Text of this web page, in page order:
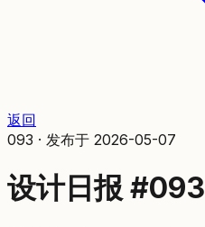
返回
093 · 发布于 2026-05-07
设计日报 #093